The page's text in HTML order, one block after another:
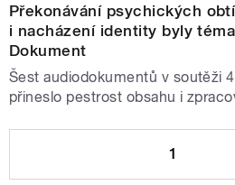
Překonávání psychických
i nacházení identity byly
Dokument
Šest audiodokumentů v soutěži
přineslo pestrost obsahu i
1